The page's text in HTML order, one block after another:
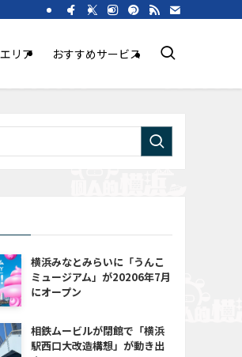
リア おすすめサービス
横浜みなとみらいに「うんこ
ミュージアム」が20206年7月
にオープン
相鉄ムービルが閉館で「横浜
駅西口大改造構想」が動き出